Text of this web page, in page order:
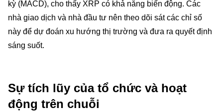
kỳ (MACD), cho thấy XRP có khả năng biến động. Các
nhà giao dịch và nhà đầu tư nên theo dõi sát các chỉ số
này để dự đoán xu hướng thị trường và đưa ra quyết định
sáng suốt.
Sự tích lũy của tổ chức và hoạt
động trên chuỗi